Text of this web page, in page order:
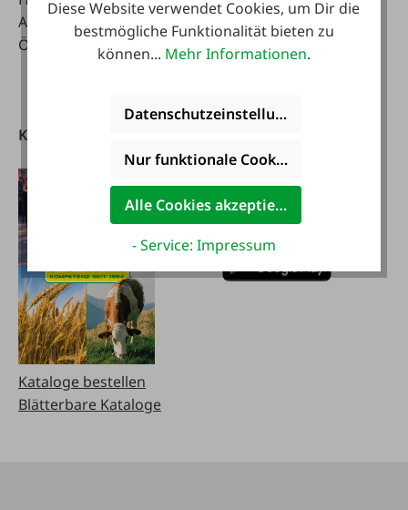
A-4844 Regau
Österreich
Mo - Fr:
08:00 - 17:00 Uhr
Kataloge
Kataloge bestellen
Blätterbare Kataloge
herunterladen
Diese Website verwendet Cookies, um Dir die
bestmögliche Funktionalität bieten zu
können... Mehr Informationen.
Datenschutzeinstellungen
Nur funktionale Cookies akzeptieren
Alle Cookies akzeptieren
- Service: Impressum